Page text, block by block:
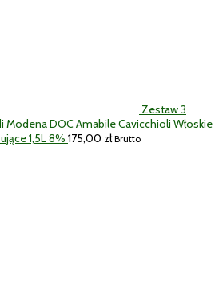
Zestaw 3
Modena DOC Amabile Cavicchioli Włoskie
1,5L 8% 175,00 zł Brutto